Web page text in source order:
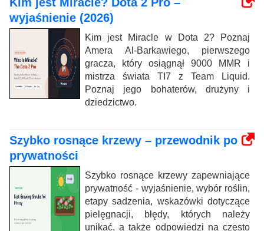
wyjaśnienie (2026)
Kim jest Miracle w Dota 2? Poznaj
Amera Al-Barkawiego, pierwszego
gracza, który osiągnął 9000 MMR i
mistrza świata TI7 z Team Liquid.
Poznaj jego bohaterów, drużyny i
dziedzictwo.
Szybko rosnące krzewy – przewodnik po
prywatności
Szybko rosnące krzewy zapewniające
prywatność - wyjaśnienie, wybór roślin,
etapy sadzenia, wskazówki dotyczące
pielęgnacji, błędy, których należy
unikać, a także odpowiedzi na często